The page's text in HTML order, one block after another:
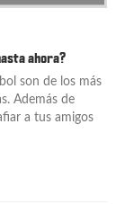
ahora?
son de los más
Además de
a tus amigos